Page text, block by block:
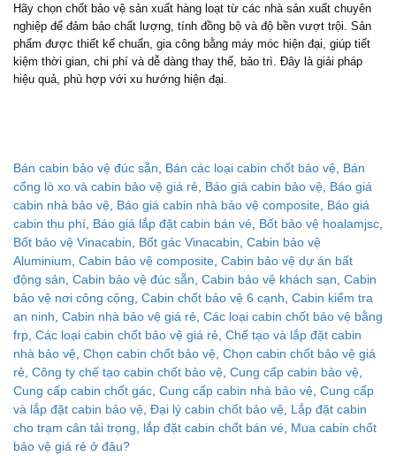
Hãy chọn chốt bảo vệ sản xuất hàng loạt từ các nhà sản xuất chuyên
nghiệp để đảm bảo chất lượng, tính đồng bộ và độ bền vượt trội. Sản
phẩm được thiết kế chuẩn, gia công bằng máy móc hiện đại, giúp tiết
kiệm thời gian, chi phí và dễ dàng thay thế, bảo trì. Đây là giải pháp
hiệu quả, phù hợp với xu hướng hiện đại.
Bán cabin bảo vệ đúc sẵn Bán các loại cabin chốt bảo vệ Bán
cổng lò xo và cabin bảo vệ giá rẻ Báo giá cabin bảo vệ Báo giá
cabin nhà bảo vệ Báo giá cabin nhà bảo vệ composite Báo giá
cabin thu phí Báo giá lắp đặt cabin bán vé Bốt bảo vệ hoalamjsc
Bốt bảo vệ Vinacabin
Bốt gác Vinacabin Cabin bảo vệ
Aluminium Cabin bảo vệ composite Cabin bảo vệ dự án bất
động sản Cabin bảo vệ đúc sẵn Cabin bảo vệ khách sạn Cabin
bảo vệ nơi công cộng Cabin chốt bảo vệ 6 cạnh Cabin kiểm tra
an ninh Cabin nhà bảo vệ giá rẻ Các loại cabin chốt bảo vệ bằng
frp Các loại cabin chốt bảo vệ giá rẻ Chế tạo và lắp đặt cabin
nhà bảo vệ Chọn cabin chốt bảo vệ Chọn cabin chốt bảo vệ giá
rẻ Công ty chế tạo cabin chốt bảo vệ Cung cấp cabin bảo vệ
Cung cấp cabin chốt gác Cung cấp cabin nhà bảo vệ Cung cấp
và lắp đặt cabin bảo vệ Đại lý cabin chốt bảo vệ Lắp đặt cabin
cho trạm cân tải trọng
lắp đặt cabin chốt bán vé Mua cabin chốt
bảo vệ giá rẻ ở đâu?